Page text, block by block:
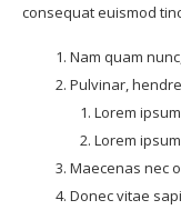
consequat euismod
Nam quam
Pulvinar,
Lorem
Lorem
Maecenas nec
Donec vitae